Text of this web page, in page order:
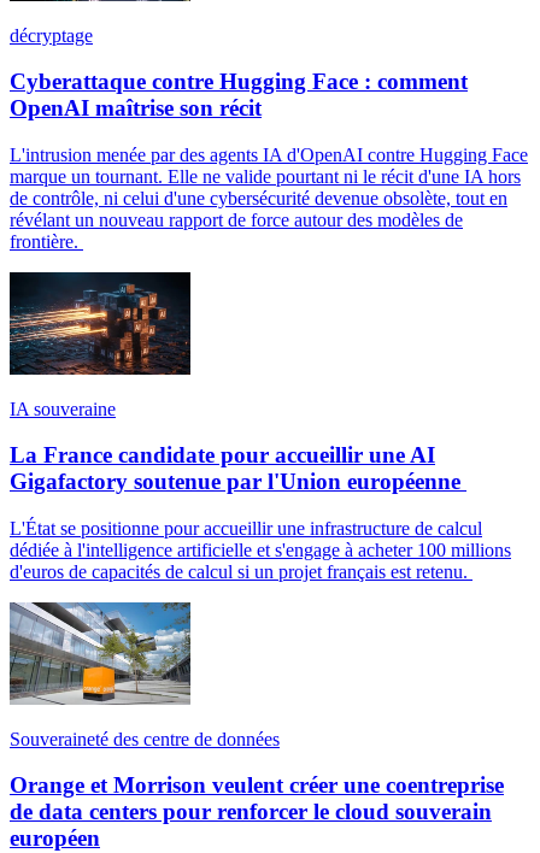
décryptage
Cyberattaque contre Hugging Face : comment
OpenAI maîtrise son récit
L'intrusion menée par des agents IA d'OpenAI contre Hugging Face
marque un tournant. Elle ne valide pourtant ni le récit d'une IA hors
de contrôle, ni celui d'une cybersécurité devenue obsolète, tout en
révélant un nouveau rapport de force autour des modèles de
frontière.
IA souveraine
La France candidate pour accueillir une AI
Gigafactory soutenue par l'Union européenne
L'État se positionne pour accueillir une infrastructure de calcul
dédiée à l'intelligence artificielle et s'engage à acheter 100 millions
d'euros de capacités de calcul si un projet français est retenu.
Souveraineté des centre de données
Orange et Morrison veulent créer une coentreprise
de data centers pour renforcer le cloud souverain
européen